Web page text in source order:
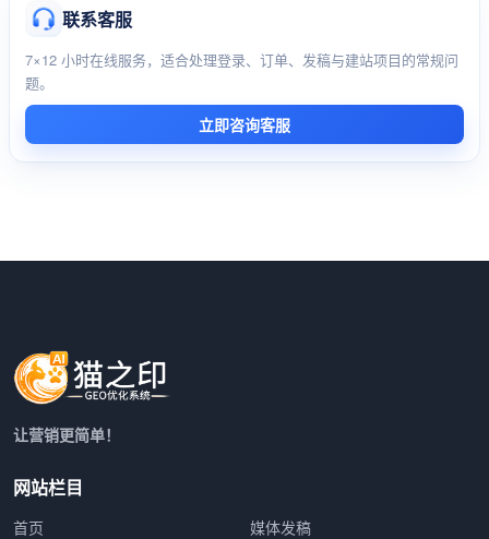
联系客服
7×12 小时在线服务，适合处理登录、订单、发稿与建站项目的常规问
题。
立即咨询客服
让营销更简单！
网站栏目
首页
媒体发稿